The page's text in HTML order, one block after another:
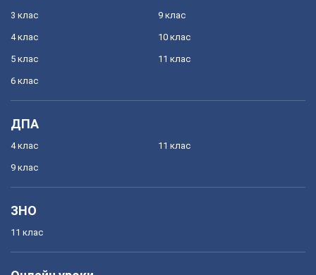
3 клас
4 клас
5 клас
6 клас
9 клас
10 клас
11 клас
ДПА
4 клас
9 клас
11 клас
ЗНО
11 клас